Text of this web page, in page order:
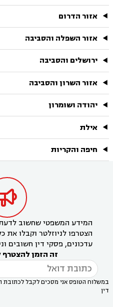
אזור הדרום
אזור השפלה והסביבה
ירושלים והסביבה
אזור השרון והסביבה
יהודה ושומרון
אילת
חיפה והקריות
המידע המשפטי שחשוב
הצטרפו לניוזלטר וקבלו
עדכונים, פסקי דין חשובים
זה הזמן
במשלוח הטופס אני מסכים לקבל לכתובת
דין